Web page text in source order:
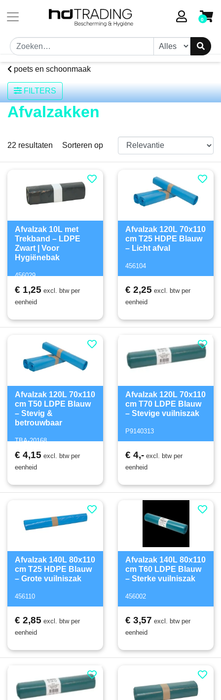
0
poets en schoonmaak
FILTERS
Afvalzakken
22 resultaten Sorteren op
Afvalzak 10L met
Trekband – LDPE
Zwart | Voor
Hygiënebak
456029
€ 1,25 excl. btw per
eenheid
Afvalzak 120L 70x110
cm T25 HDPE Blauw
– Licht afval
456104
€ 2,25 excl. btw per
eenheid
Afvalzak 120L 70x110
cm T50 LDPE Blauw
– Stevig &
betrouwbaar
TBA-20168
€ 4,15 excl. btw per
eenheid
Afvalzak 120L 70x110
cm T70 LDPE Blauw
– Stevige vuilniszak
P9140313
€ 4,- excl. btw per
eenheid
Afvalzak 140L 80x110
cm T25 HDPE Blauw
– Grote vuilniszak
456110
€ 2,85 excl. btw per
eenheid
Afvalzak 140L 80x110
cm T60 LDPE Blauw
– Sterke vuilniszak
456002
€ 3,57 excl. btw per
eenheid